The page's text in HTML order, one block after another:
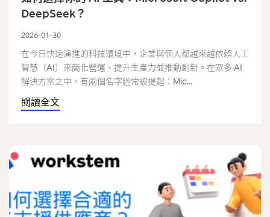
DeepSeek？
2026-01-30
在今日快速演進的科技環境中，企業與個人都越來越依賴人工
智慧（AI）來簡化營運、提升生產力並推動創新。在眾多 AI
解決方案之中，有兩個名字經常被提起：Mic...
閱讀全文